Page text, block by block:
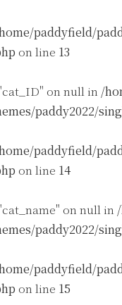
paddyfield/
on line 13
on null in /
paddy2022/
paddyfield/
on line 14
on null in
paddy2022/
paddyfield/
on line 15